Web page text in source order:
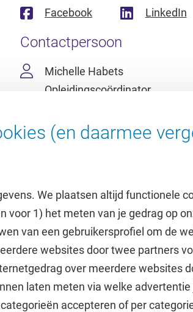
Facebook LinkedIn
Contactpersoon
Michelle Habets
Opleidingscoördinator
m.l.j.habets@vu.nl
(en daarmee
We plaatsen altijd functionele
1) het meten van je gedrag op
van een gebruikersprofiel om de
websites door twee partners
over meerdere websites
laten meten via welke
accepteren of per
Uitgelicht
Doneer aan het VUfonds